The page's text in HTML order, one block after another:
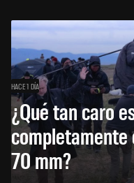
HACE 1 DÍA
¿Qué tan caro
completamente
70 mm?